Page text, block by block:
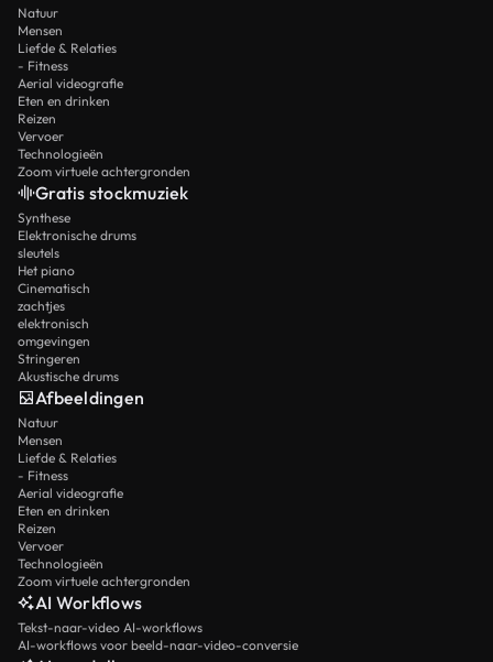
Natuur
Mensen
Liefde & Relaties
- Fitness
Aerial videografie
Eten en drinken
Reizen
Vervoer
Technologieën
Zoom virtuele achtergronden
Gratis stockmuziek
Synthese
Elektronische drums
sleutels
Het piano
Cinematisch
zachtjes
elektronisch
omgevingen
Stringeren
Akustische drums
Afbeeldingen
Natuur
Mensen
Liefde & Relaties
- Fitness
Aerial videografie
Eten en drinken
Reizen
Vervoer
Technologieën
Zoom virtuele achtergronden
AI Workflows
Tekst-naar-video AI-workflows
AI-workflows voor beeld-naar-video-conversie